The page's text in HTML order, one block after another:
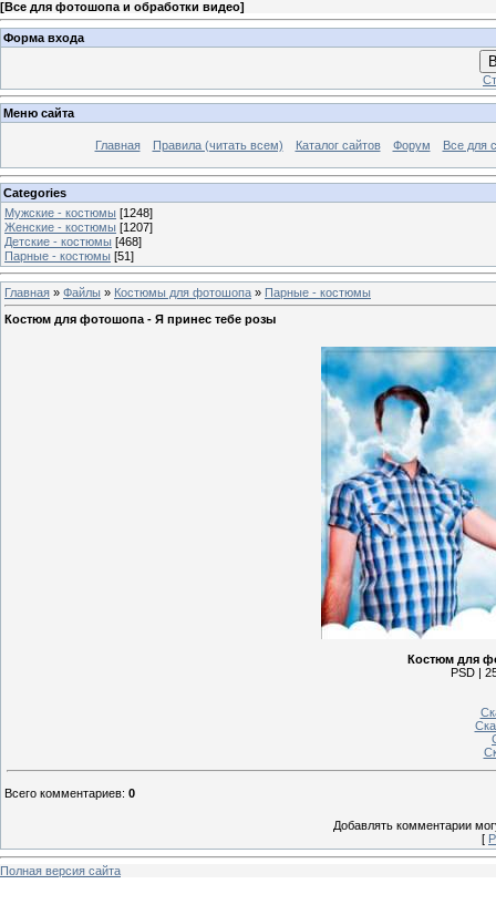
[Все для фотошопа и обработки видео]
Форма входа
Меню сайта
Главная Правила (читать всем) Каталог сайтов Форум Все для
Categories
Мужские - костюмы [1248]
Женские - костюмы [1207]
Детские - костюмы [468]
Парные - костюмы [51]
Главная » Файлы » Костюмы для фотошопа » Парные - костюмы
Костюм для фотошопа - Я принес тебе розы
Костюм для
PSD |
Всего комментариев: 0
Добавлять комментарии
[
Полная версия сайта